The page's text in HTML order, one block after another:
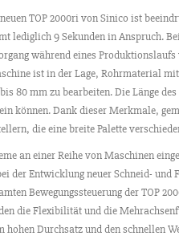
TOP 2000ri von Sinico ist
lediglich 9 Sekunden in Anspruch.
während eines
ist in der Lage, Rohrmaterial
80 mm zu bearbeiten. Die Länge
können. Dank dieser Merkmale,
die eine breite Palette
an einer Reihe von Maschinen
der Entwicklung neuer Schneid-
Bewegungssteuerung der TOP
die Flexibilität und die
hohen Durchsatz und den schnellen